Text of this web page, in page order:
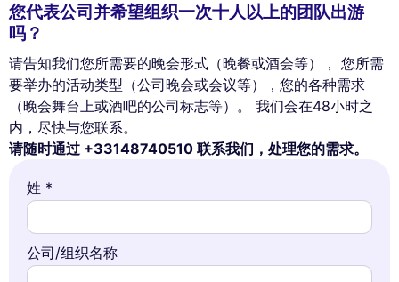
您代表公司并希望组织一次十人以上的团队出游
吗？
请告知我们您所需要的晚会形式（晚餐或酒会等）， 您所需
要举办的活动类型（公司晚会或会议等），您的各种需求
（晚会舞台上或酒吧的公司标志等）。 我们会在48小时之
内，尽快与您联系。
请随时通过 +33148740510 联系我们，处理您的需求。
姓 *
公司/组织名称